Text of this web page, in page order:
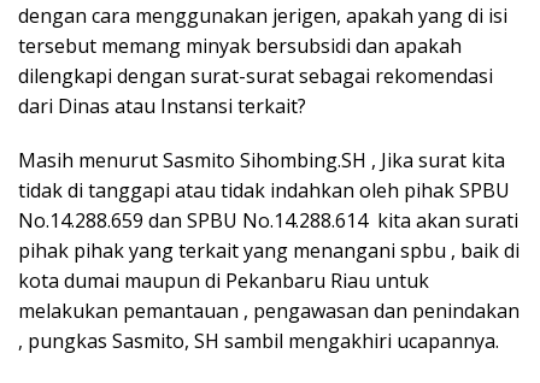
dengan cara menggunakan jerigen, apakah yang di isi
tersebut memang minyak bersubsidi dan apakah
dilengkapi dengan surat-surat sebagai rekomendasi
dari Dinas atau Instansi terkait?
Masih menurut Sasmito Sihombing.SH , Jika surat kita
tidak di tanggapi atau tidak indahkan oleh pihak SPBU
No.14.288.659 dan SPBU No.14.288.614 kita akan surati
pihak pihak yang terkait yang menangani spbu , baik di
kota dumai maupun di Pekanbaru Riau untuk
melakukan pemantauan , pengawasan dan penindakan
, pungkas Sasmito, SH sambil mengakhiri ucapannya.